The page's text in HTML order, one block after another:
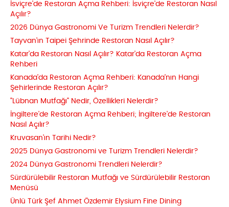
İsviçre'de Restoran Açma Rehberi: İsviçre'de Restoran Nasıl
Açılır?
2026 Dünya Gastronomi Ve Turizm Trendleri Nelerdir?
Tayvan'ın Taipei Şehrinde Restoran Nasıl Açılır?
Katar'da Restoran Nasıl Açılır? Katar'da Restoran Açma
Rehberi
Kanada'da Restoran Açma Rehberi: Kanada'nın Hangi
Şehirlerinde Restoran Açılır?
"Lübnan Mutfağı" Nedir, Özellikleri Nelerdir?
İngiltere'de Restoran Açma Rehberi; İngiltere'de Restoran
Nasıl Açılır?
Kruvasan’ın Tarihi Nedir?
2025 Dünya Gastronomi ve Turizm Trendleri Nelerdir?
2024 Dünya Gastronomi Trendleri Nelerdir?
Sürdürülebilir Restoran Mutfağı ve Sürdürülebilir Restoran
Menüsü
Ünlü Türk Şef Ahmet Özdemir Elysium Fine Dining